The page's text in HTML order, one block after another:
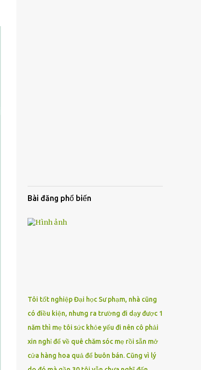
Bài đăng phổ biến
Tôi tốt nghiệp Đại học Sư phạm, nhà cũng
có điều kiện, nhưng ra trường đi dạy được 1
năm thì mẹ tôi sức khỏe yếu đi nên cô phải
xin nghỉ để về quê chăm sóc mẹ rồi sẵn mở
cửa hàng hoa quả để buôn bán. Cũng vì lý